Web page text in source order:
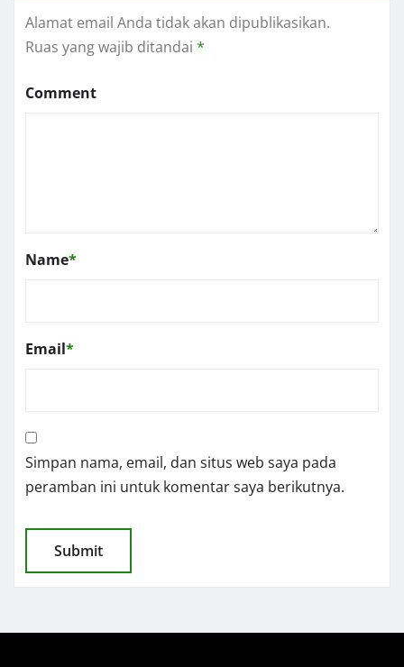
Alamat email Anda tidak akan dipublikasikan.
Ruas yang wajib ditandai *
Comment
Name*
Email*
Simpan nama, email, dan situs web saya pada
peramban ini untuk komentar saya berikutnya.